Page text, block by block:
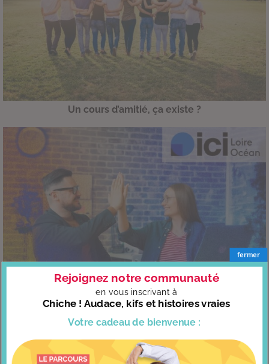
Un cours d’amitié, ça existe ?
Interview : Bienvenue chez vous
Votre cadeaude bienvenue :
Rejoignez notre communauté
en vous inscrivant à
Chiche ! Audace, kifs et histoires vraies
fermer